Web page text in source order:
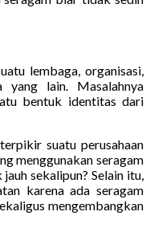
lembaga, organisasi,
yang lain. Masalahnya
bentuk identitas dari
suatu perusahaan
menggunakan seragam
sekalipun? Selain itu,
karena ada seragam
mengembangkan